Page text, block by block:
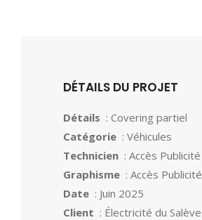
DÉTAILS DU PROJET
Détails : Covering partiel
Catégorie : Véhicules
Technicien : Accès Publicité
Graphisme : Accès Publicité
Date : Juin 2025
Client : Électricité du Salève